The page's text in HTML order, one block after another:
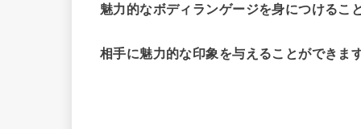
魅力的なボディランゲージを身につけること
相手に魅力的な印象を与えることができます